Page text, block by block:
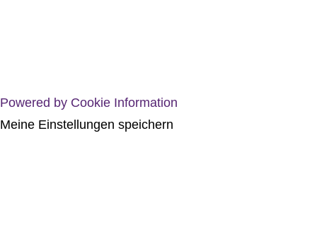
Powered by Cookie Information
Meine Einstellungen speichern